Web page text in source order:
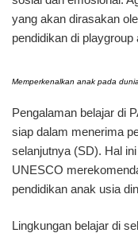
yang akan dirasakan
pendidikan di playgroup
Memperkenalkan anak pada
Pengalaman belajar di
siap dalam menerima
selanjutnya (SD). Hal
UNESCO
pendidikan anak usia
Lingkungan belajar di